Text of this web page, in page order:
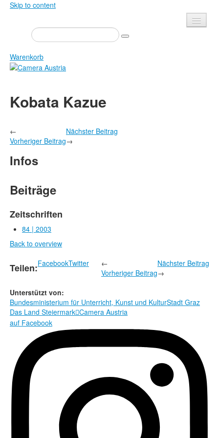
Skip to content
Presse
Veranstaltungen
Newsletter
Über uns
Shop
Warenkorb
Zeitschrift
Bücher
Camera Austria Preis
Rechtliche Informationen
Kobata Kazue
←
Vorheriger Beitrag
Nächster Beitrag
→
Infos
Beiträge
Zeitschriften
84 | 2003
Back to overview
Teilen:FacebookTwitter
←
Vorheriger Beitrag
Nächster Beitrag
→
Unterstützt von:
Bundesministerium für Unterricht, Kunst und KulturStadt Graz
Das Land SteiermarkCamera Austria
auf Facebook